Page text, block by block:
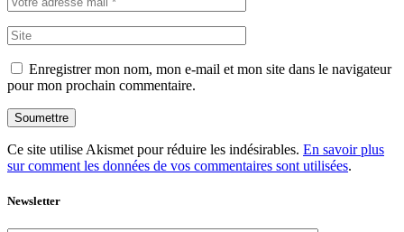
Enregistrer mon nom, mon e-mail et mon site dans le navigateur
pour mon prochain commentaire.
Soumettre
Ce site utilise Akismet pour réduire les indésirables. En savoir plus
sur comment les données de vos commentaires sont utilisées.
Newsletter